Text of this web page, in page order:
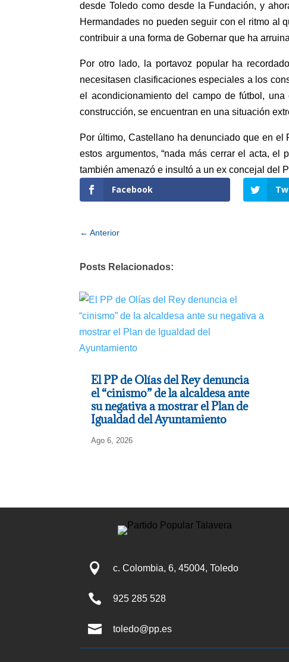
desde Toledo como desde la Fundación, y
Hermandades no pueden seguir con el ritmo al
contribuir a una forma de Gobernar que ha
Por otro lado, la portavoz popular ha
necesitasen clasificaciones especiales a los
el acondicionamiento del campo de fútbol,
construcción, se encuentran en una situación
Por último, Castellano ha denunciado que en
estos argumentos, “nada más cerrar el acta,
también amenazó e insultó a un ex concejal del
Facebook
←Anterior
Posts Relacionados:
El PP de Olías del Rey denuncia
el “cinismo” de la alcaldesa ante
su negativa a mostrar el Plan de
Igualdad del Ayuntamiento
Ago 6, 2026
 c. Colombia, 6, 45004, Toledo
 925 285 528
 toledo@pp.es